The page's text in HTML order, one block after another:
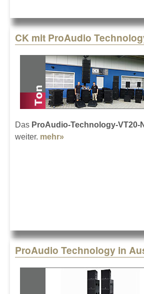
CK mit ProAudio
Das ProAudio-Technology-VT20-
weiter. mehr»
ProAudio Technology in